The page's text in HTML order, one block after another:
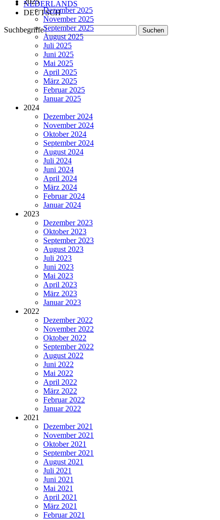
NEDERLANDS
DEUTSCH
Suchbegriffe
Dezember 2025
November 2025
September 2025
August 2025
Juli 2025
Juni 2025
Mai 2025
April 2025
März 2025
Februar 2025
Januar 2025
2024
Dezember 2024
November 2024
Oktober 2024
September 2024
August 2024
Juli 2024
Juni 2024
April 2024
März 2024
Februar 2024
Januar 2024
2023
Dezember 2023
Oktober 2023
September 2023
August 2023
Juli 2023
Juni 2023
Mai 2023
April 2023
März 2023
Januar 2023
2022
Dezember 2022
November 2022
Oktober 2022
September 2022
August 2022
Juni 2022
Mai 2022
April 2022
März 2022
Februar 2022
Januar 2022
2021
Dezember 2021
November 2021
Oktober 2021
September 2021
August 2021
Juli 2021
Juni 2021
Mai 2021
April 2021
März 2021
Februar 2021